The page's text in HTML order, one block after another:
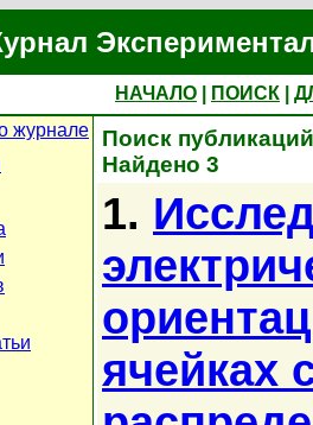
НАЧАЛО ПОИСК
журнале
Поиск
Найдено 3
1.
ячейках